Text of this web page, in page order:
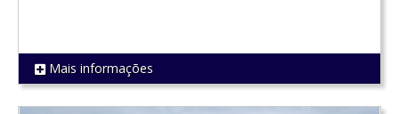
REF 1370
Mais informações